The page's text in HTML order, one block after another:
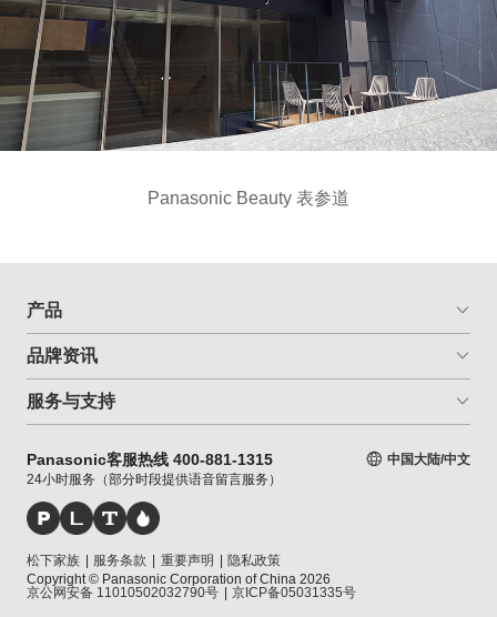
Panasonic Beauty 表参道
产品
品牌资讯
服务与支持
Panasonic客服热线 400-881-1315
24小时服务（部分时段提供语音留言服务）
松下家族 服务条款 重要声明
隐私政策
Copyright © Panasonic Corporation of China 2026
京公网安备 11010502032790号
京ICP备05031335号
中国大陆/中文